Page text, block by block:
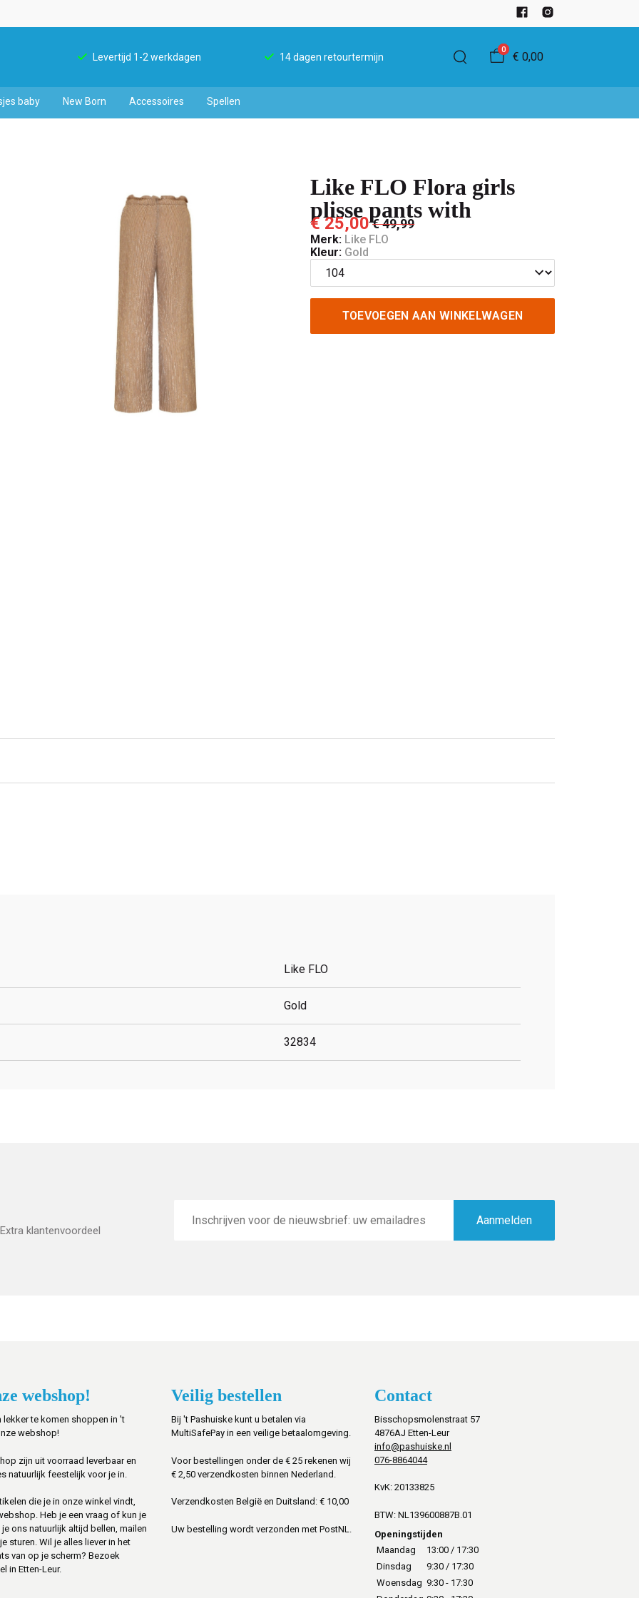
Levertijd 1-2 werkdagen 14 dagen retourtermijn
0
€ 0,00
baby New Born Accessoires Spellen
Like FLO Flora girls
plisse pants with
€ 25,00€ 49,99
Merk: Like FLO
Kleur: Gold
TOEVOEGEN AAN WINKELWAGEN
Like FLO
Gold
32834
klantenvoordeel
mailadres
Aanmelden
webshop!
lekker te komen shoppen in 't
webshop!
zijn uit voorraad leverbaar en
natuurlijk feestelijk voor je in.
die je in onze winkel vindt,
Heb je een vraag of kun je
ons natuurlijk altijd bellen, mailen
sturen. Wil je alles liever in het
van op je scherm? Bezoek
in Etten-Leur.
Veilig bestellen
Bij 't Pashuiske kunt u betalen via
MultiSafePay in een veilige betaalomgeving.
Voor bestellingen onder de € 25 rekenen wij
€ 2,50 verzendkosten binnen Nederland.
Verzendkosten België en Duitsland: € 10,00
Uw bestelling wordt verzonden met PostNL.
Contact
Bisschopsmolenstraat 57
4876AJ Etten-Leur
info@pashuiske.nl
076-8864044
KvK: 20133825
BTW: NL139600887B.01
Openingstijden
Maandag
13:00 / 17:30
Dinsdag
9:30 / 17:30
Woensdag 9:30 - 17:30